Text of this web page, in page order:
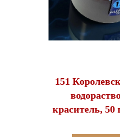
151
краситель, 50